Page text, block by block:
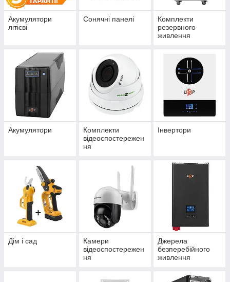
Акумулятори
літієві
Сонячні панелі
Комплекти
резервного
живлення
Акумулятори
Комплекти
відеоспостережен
ня
Інвертори
Дім і сад
Камери
відеоспостережен
ня
Джерела
безперебійного
живлення